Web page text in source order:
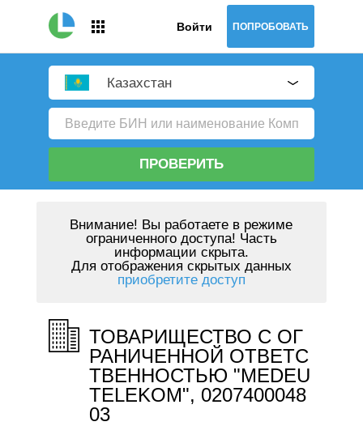
Войти ПОПРОБОВАТЬ
Казахстан
ПРОВЕРИТЬ
Внимание! Вы работаете в режиме
ограниченного доступа! Часть
информации скрыта.
Для отображения скрытых данных
приобретите доступ
ТОВАРИЩЕСТВО С ОГ
РАНИЧЕННОЙ ОТВЕТС
ТВЕННОСТЬЮ "MEDEU
TELEKOM", 0207400048
03